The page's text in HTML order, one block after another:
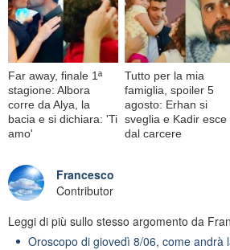
Far away, finale 1ª
stagione: Albora
corre da Alya, la
bacia e si dichiara: 'Ti
amo'
Tutto per la mia
famiglia, spoiler 5
agosto: Erhan si
sveglia e Kadir esce
dal carcere
Francesco
Contributor
Leggi di più sullo stesso argomento da
Oroscopo di giovedì 8/06, come andrà